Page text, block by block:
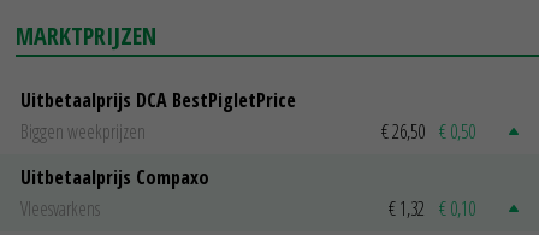
MARKTPRIJZEN
Uitbetaalprijs DCA BestPigletPrice
Biggen weekprijzen
€ 26,50 € 0,50
Uitbetaalprijs Compaxo
Vleesvarkens
€ 1,32 € 0,10